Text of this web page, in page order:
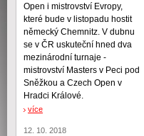
Open i mistrovství Evropy,
které bude v listopadu hostit
německý Chemnitz. V dubnu
se v ČR uskuteční hned dva
mezinárodní turnaje -
mistrovství Masters v Peci pod
Sněžkou a Czech Open v
Hradci Králové.
více
12. 10. 2018